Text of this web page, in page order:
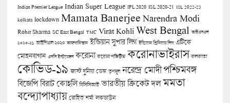
Indian Premier League Indian Super League IPL 2020 ISL 2020-21 ISL 2022-23
kolkata lockdown Mamata Banerjee Narendra Modi
Rohit Sharma SC East Bengal TMC Virat Kohli West Bengal আইএসএল
২০২০-২১ আইপিএল ২০২০ আফগানিস্তান ইন্ডিয়ান সুপার লিগ ইন্ডিয়ান প্রিমিয়ার লিগ এটিকে
মোহনবাগান এসসি ইস্টবেঙ্গল করোনা করোনা পজিটিভ করোনাভাইরাস কলকাতা
কোভিড-১৯ জাস্ট দুনিয়া ডেস্ক তৃণমূল নরেন্দ্র মোদী পশ্চিমবঙ্গ
বিজেপি বিরাট কোহলি বিসিসিআই ভারতীয় ক্রিকেট দল মমতা
বন্দ্যোপাধ্যায় রোহিত শর্মা লকডাউন